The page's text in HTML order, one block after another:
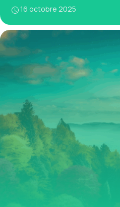
16 octobre 2025